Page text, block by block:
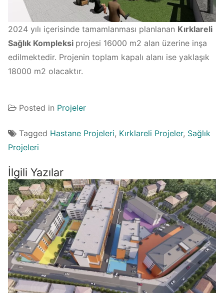
2024 yılı içerisinde tamamlanması planlanan Kırklareli
Sağlık Kompleksi projesi 16000 m2 alan üzerine inşa
edilmektedir. Projenin toplam kapalı alanı ise yaklaşık
18000 m2 olacaktır.
Posted in Projeler
Tagged Hastane Projeleri, Kırklareli Projeler, Sağlık
Projeleri
İlgili Yazılar